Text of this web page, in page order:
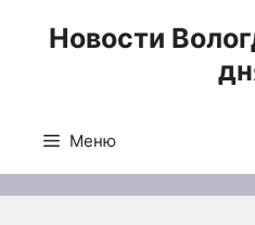
Новости
Меню